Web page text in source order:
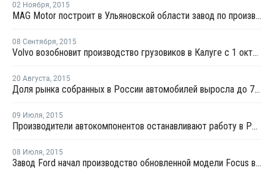
02 Ноября, 2015
MAG Motor построит в Ульяновской области завод по производству автобусов и грузовиков
08 Сентября, 2015
Volvo возобновит производство грузовиков в Калуге с 1 октября
20 Августа, 2015
Доля рынка собранных в России автомобилей выросла до 78% в первом полугодии 2015 года
09 Июля, 2015
Производители автокомпонентов останавливают работу в России
08 Июля, 2015
Завод Ford начал производство обновленной модели Focus в Ленинградской области